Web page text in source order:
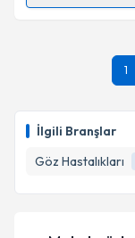
İlgili Branşlar
Göz Hastalıkları
takvim
1